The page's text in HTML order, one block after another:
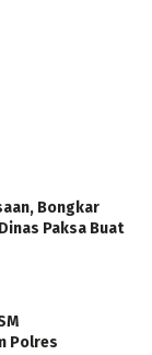
Raya
dengan
ancaman
(
Bongkar
Paksa Buat
Polres